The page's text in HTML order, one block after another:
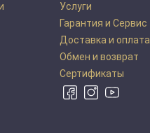
Услуги
Гарантия и Сервис
Доставка и оплата
Обмен и возврат
Сертификаты